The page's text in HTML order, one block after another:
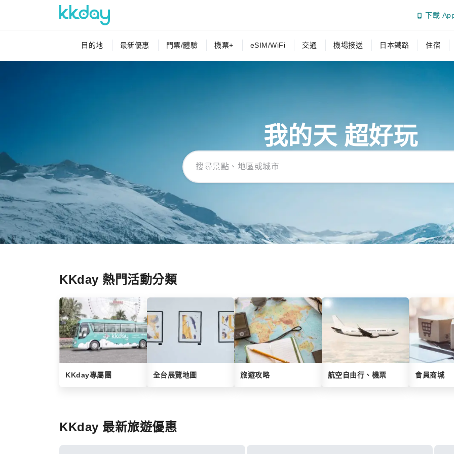
下載
目的地 最新優惠 門票/體驗 機票+ eSIM/WiFi 交通 機場接送 日本鐵路 住宿
我的天 超好玩
搜尋景點、地區或城市
KKday 熱門活動分類
KKday專屬團 全台展覽地圖 旅遊攻略 航空自由行、機票 會員商城
KKday 最新旅遊優惠